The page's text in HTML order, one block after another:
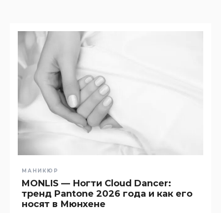
МАНИКЮР
MONLIS — Ногти Cloud Dancer:
тренд Pantone 2026 года и как его
носят в Мюнхене